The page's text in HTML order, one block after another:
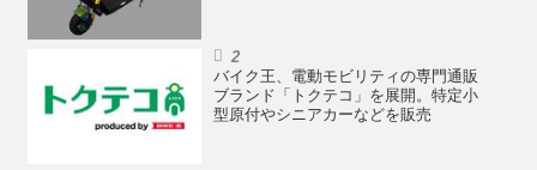
バイク王、電動モビリティの専門通販
ブランド「トクテコ」を展開。特定小
型原付やシニアカーなどを販売